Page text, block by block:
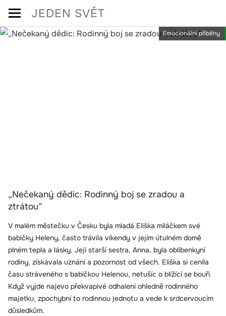
Skip
content
JEDEN SVĚT
Emocionální příběhy
„Nečekaný dědic: Rodinný boj se zradou a
ztrátou“
V malém městečku v Česku byla mladá Eliška miláčkem své
babičky Heleny, často trávila víkendy v jejím útulném domě
plném tepla a lásky. Její starší sestra, Anna, byla oblíbenkyní
rodiny, získávala uznání a pozornost od všech. Eliška si cenila
času stráveného s babičkou Helenou, netušíc o blížící se bouři.
Když vyjde najevo překvapivé odhalení ohledně rodinného
majetku, zpochybní to rodinnou jednotu a vede k srdcervoucím
důsledkům.